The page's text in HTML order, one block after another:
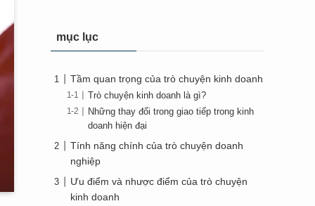
mục lục
Tầm quan trọng của trò chuyện kinh doanh
Trò chuyện kinh doanh là gì?
Những thay đổi trong giao tiếp trong kinh
doanh hiện đại
Tính năng chính của trò chuyện doanh
nghiệp
Ưu điểm và nhược điểm của trò chuyện
kinh doanh